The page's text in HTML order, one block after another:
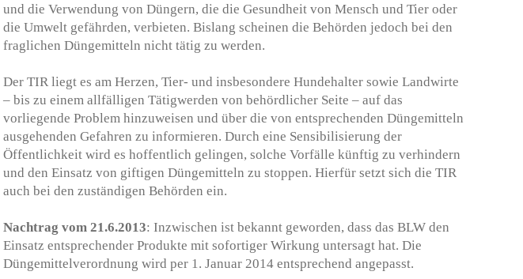
und die Verwendung von Düngern, die die Gesundheit von Mensch und Tier oder
die Umwelt gefährden, verbieten. Bislang scheinen die Behörden jedoch bei den
fraglichen Düngemitteln nicht tätig zu werden.
Der TIR liegt es am Herzen, Tier- und insbesondere Hundehalter sowie Landwirte
– bis zu einem allfälligen Tätigwerden von behördlicher Seite – auf das
vorliegende Problem hinzuweisen und über die von entsprechenden Düngemitteln
ausgehenden Gefahren zu informieren. Durch eine Sensibilisierung der
Öffentlichkeit wird es hoffentlich gelingen, solche Vorfälle künftig zu verhindern
und den Einsatz von giftigen Düngemitteln zu stoppen. Hierfür setzt sich die TIR
auch bei den zuständigen Behörden ein.
Nachtrag vom 21.6.2013: Inzwischen ist bekannt geworden, dass das BLW den
Einsatz entsprechender Produkte mit sofortiger Wirkung untersagt hat. Die
Düngemittelverordnung wird per 1. Januar 2014 entsprechend angepasst.